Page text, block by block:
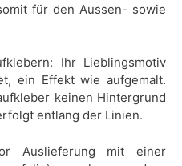
für den Aussen- sowie
Ihr Lieblingsmotiv
ein Effekt wie aufgemalt.
keinen Hintergrund
entlang der Linien.
Auslieferung mit einer